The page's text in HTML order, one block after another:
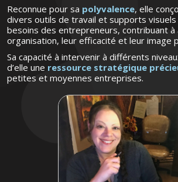
Reconnue pour sa polyvalence, elle
divers outils de travail et supports
besoins des entrepreneurs, contribuant à
organisation, leur efficacité et leur image
Sa capacité à intervenir à différents
d’elle une ressource stratégique
petites et moyennes entreprises.